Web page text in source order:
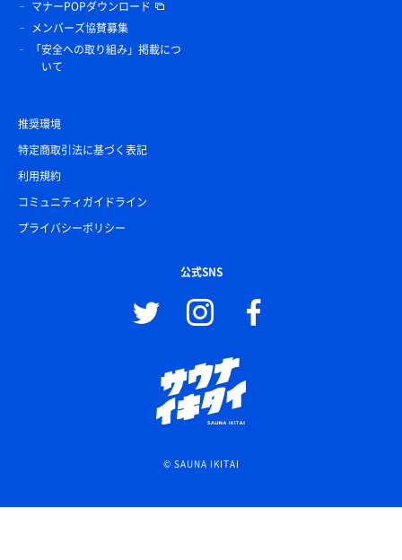
マナーPOPダウンロード
メンバーズ協賛募集
「安全への取り組み」掲載につ
いて
推奨環境
特定商取引法に基づく表記
利用規約
コミュニティガイドライン
プライバシーポリシー
公式SNS
© SAUNA IKITAI